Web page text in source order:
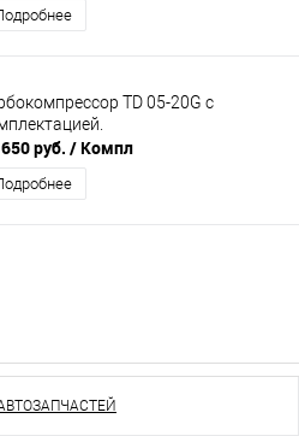
TD 05-20G с
руб. / Компл